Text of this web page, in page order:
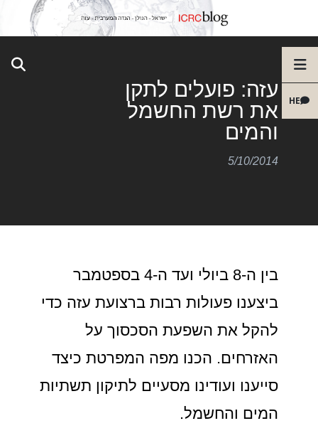
HE
עזה: פועלים לתקן
את רשת החשמל
והמים
5/10/2014
בין ה-8 ביולי ועד ה-4 בספטמבר
ביצענו פעולות רבות ברצועת עזה כדי
להקל את השפעת הסכסוך על
האזרחים. הכנו מפה המפרטת כיצד
סייענו ועודינו מסעיים לתיקון תשתיות
המים והחשמל.